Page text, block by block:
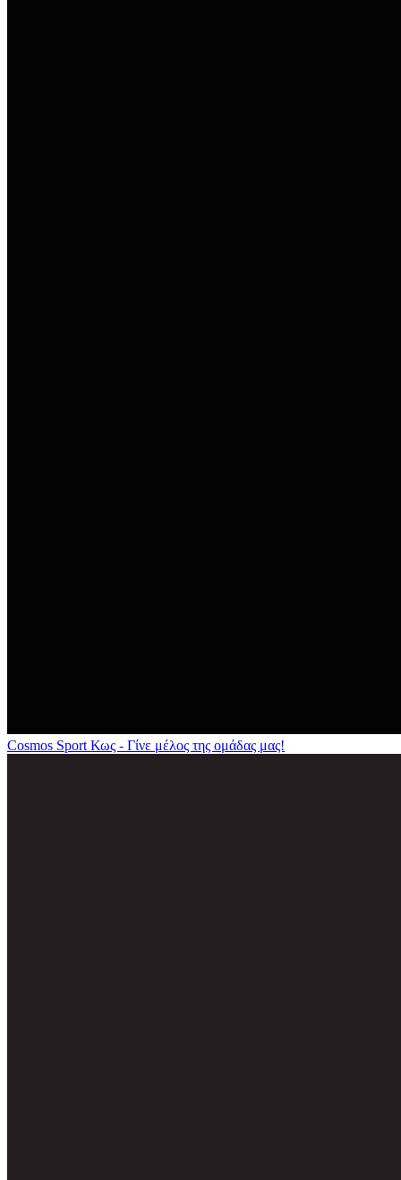
Cosmos Sport Κως - Γίνε μέλος της ομάδας μας!